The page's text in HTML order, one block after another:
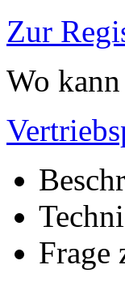
Zur
Wo
Frage